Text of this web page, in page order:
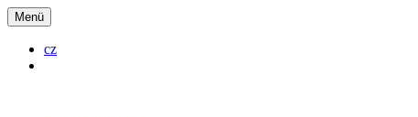
Menü
cz